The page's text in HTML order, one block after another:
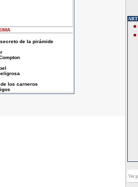
de la pirámide
los carneros
Ver